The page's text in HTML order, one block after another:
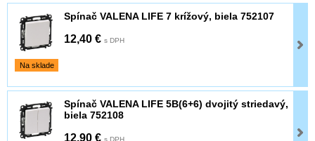
Na sklade
Spínač VALENA LIFE 7 krížový, biela 752107
12,40 € s DPH
Spínač VALENA LIFE 5B(6+6) dvojitý striedavý,
biela 752108
12,90 € s DPH